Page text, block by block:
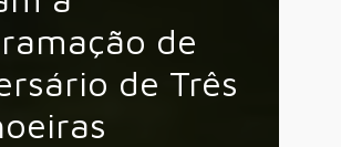
de
de Três